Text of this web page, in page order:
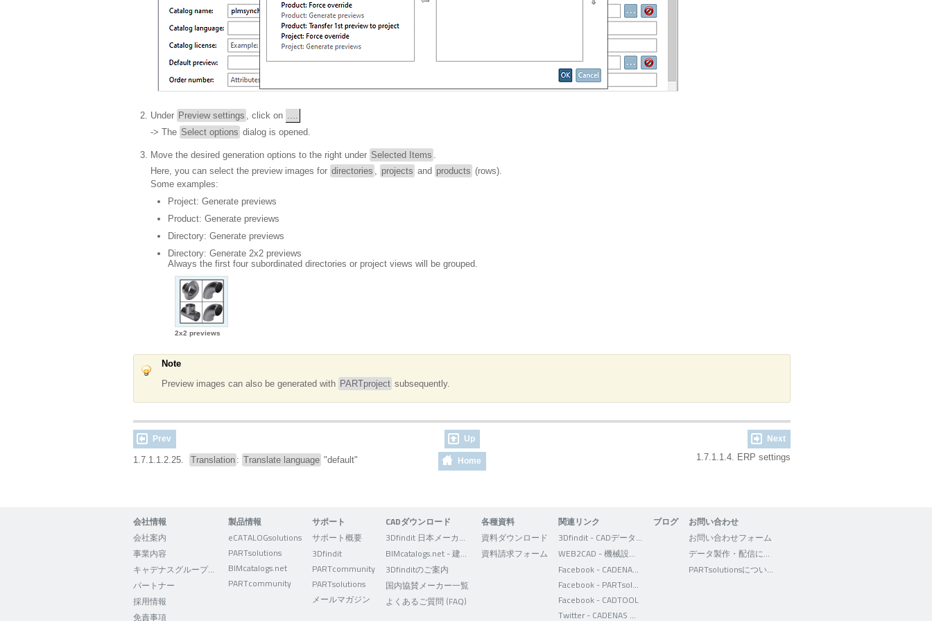
Under Preview settings , click on ....
-> The Select options dialog is opened.
Move the desired generation options to the right under Selected Items .
Here, you can select the preview images for directories , projects and products (rows).
Some examples:
Project: Generate previews
Product: Generate previews
Directory: Generate previews
Directory: Generate 2x2 previews
Always the first four subordinated directories or project views will be grouped.
2x2 previews
Note
Preview images can also be generated with PARTproject subsequently.
Prev Up Next
1.7.1.1.2.25. Translation : Translate language "default" Home 1.7.1.1.4. ERP settings
会社情報
会社案内
事業内容
パートナー
採用情報
免責事項
製品情報
eCATALOGsolutions
PARTsolutions
BIMcatalogs.net
PARTcommunity
サポート
サポート概要
3Dfindit
PARTcommunity
PARTsolutions
メールマガジン
CADダウンロード
3Dfinditのご案内
国内協賛メーカー一覧
よくあるご質問 (FAQ)
各種資料
資料ダウンロード
資料請求フォーム
関連リンク
Facebook - CADENAS WEB2CAD
Facebook - CADTOOL
ブログ お問い合わせ
お問い合わせフォーム